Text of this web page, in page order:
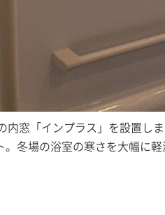
内窓「インプラス」を設置し
。冬場の浴室の寒さを大幅に